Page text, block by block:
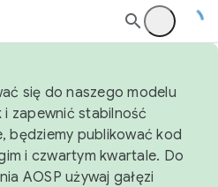
się do naszego modelu
zapewnić stabilność
będziemy publikować kod
i czwartym kwartale. Do
AOSP używaj gałęzi